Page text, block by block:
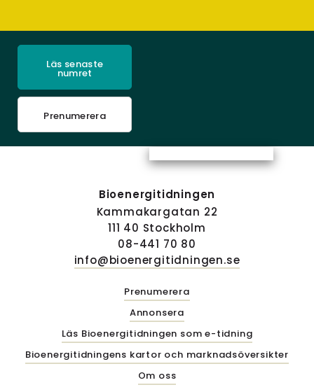
Läs senaste
numret
Prenumerera
Bioenergitidningen
Kammakargatan 22
111 40 Stockholm
08-441 70 80
info@bioenergitidningen.se
Prenumerera
Annonsera
Läs Bioenergitidningen som e-tidning
Bioenergitidningens kartor och marknadsöversikter
Om oss